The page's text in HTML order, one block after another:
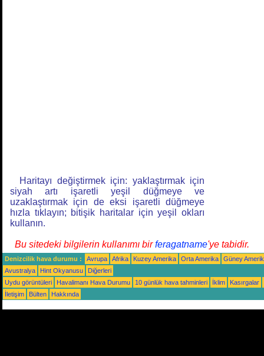
Haritayı değiştirmek için: yaklaştırmak için
siyah artı işaretli yeşil düğmeye ve
uzaklaştırmak için de eksi işaretli düğmeye
hızla tıklayın; bitişik haritalar için yeşil okları
kullanın.
Bu sitedeki bilgilerin kullanımı birferagatname'ye tabidir.
Denizcilik hava durumu : Avrupa Afrika Kuzey Amerika Orta Amerika
Güney
Avustralya
Hint Okyanusu
Diğerleri
Uydu görüntüleri
Havalimanı Hava Durumu 10 günlük hava tahminleri İklim
Kasırgalar
İletişim
Bülten Hakkında